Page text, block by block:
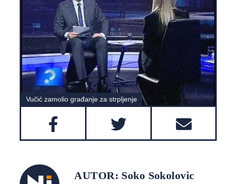
Vučić zamolio građanje za strpljenje
AUTOR: Soko Sokolovic